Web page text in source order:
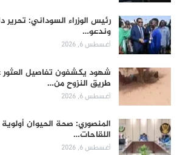
رئيس الوزراء السوداني: تحرير
وندعو…
أغسطس 6, 2026
طريق النزوح من…
أغسطس 6, 2026
المنصوري: صحة الحيوان
اللقاحات…
أغسطس 6, 2026